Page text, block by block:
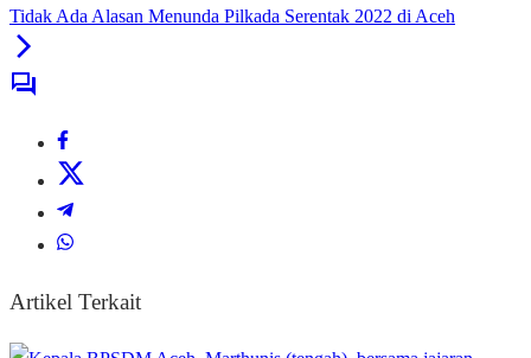
Tidak Ada Alasan Menunda Pilkada Serentak 2022 di Aceh
Artikel Terkait